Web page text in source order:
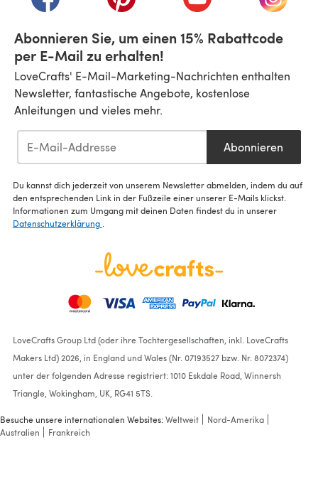
Abonnieren Sie, um einen 15% Rabattcode
per E-Mail zu erhalten!
LoveCrafts' E-Mail-Marketing-Nachrichten enthalten
Newsletter, fantastische Angebote, kostenlose
Anleitungen und vieles mehr.
Abonnieren
Du kannst dich jederzeit von unserem Newsletter abmelden, indem du auf
den entsprechenden Link in der Fußzeile einer unserer E-Mails klickst.
Informationen zum Umgang mit deinen Daten findest du in unserer
Datenschutzerklärung
LoveCrafts Group Ltd (oder ihre Tochtergesellschaften, inkl. LoveCrafts
Makers Ltd) 2026, in England und Wales (Nr. 07193527 bzw. Nr. 8072374)
unter der folgenden Adresse registriert: 1010 Eskdale Road, Winnersh
Triangle, Wokingham, UK, RG41 5TS.
Besuche unsere internationalen Websites:Weltweit
Nord-Amerika
Australien
Frankreich